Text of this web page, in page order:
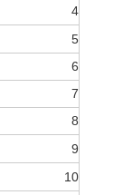
4
5
6
7
8
9
10